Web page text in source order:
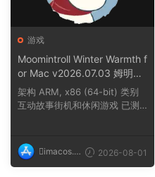
游戏
Moomintroll Winter Warmth f
or Mac v2026.07.03 姆明冬
日暖阳
架构 ARM, x86 (64-bit) 类别
互动故事街机和休闲游戏 已测
imacos.t
op
2026-08-01